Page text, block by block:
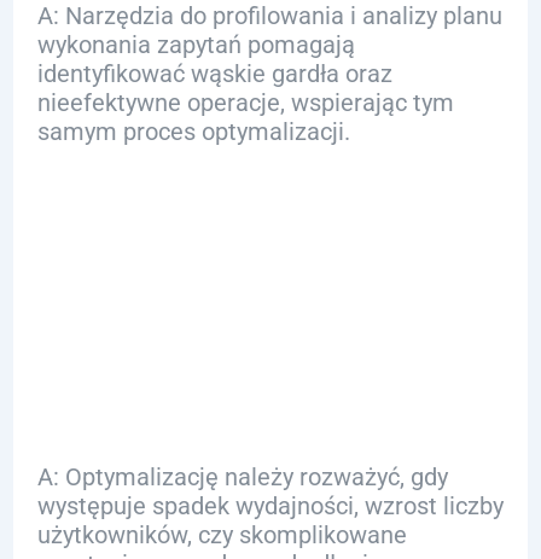
A: Narzędzia do profilowania i analizy planu
wykonania zapytań pomagają
identyfikować wąskie gardła oraz
nieefektywne operacje, wspierając tym
samym proces optymalizacji.
A: Optymalizację należy rozważyć, gdy
występuje spadek wydajności, wzrost liczby
użytkowników, czy skomplikowane